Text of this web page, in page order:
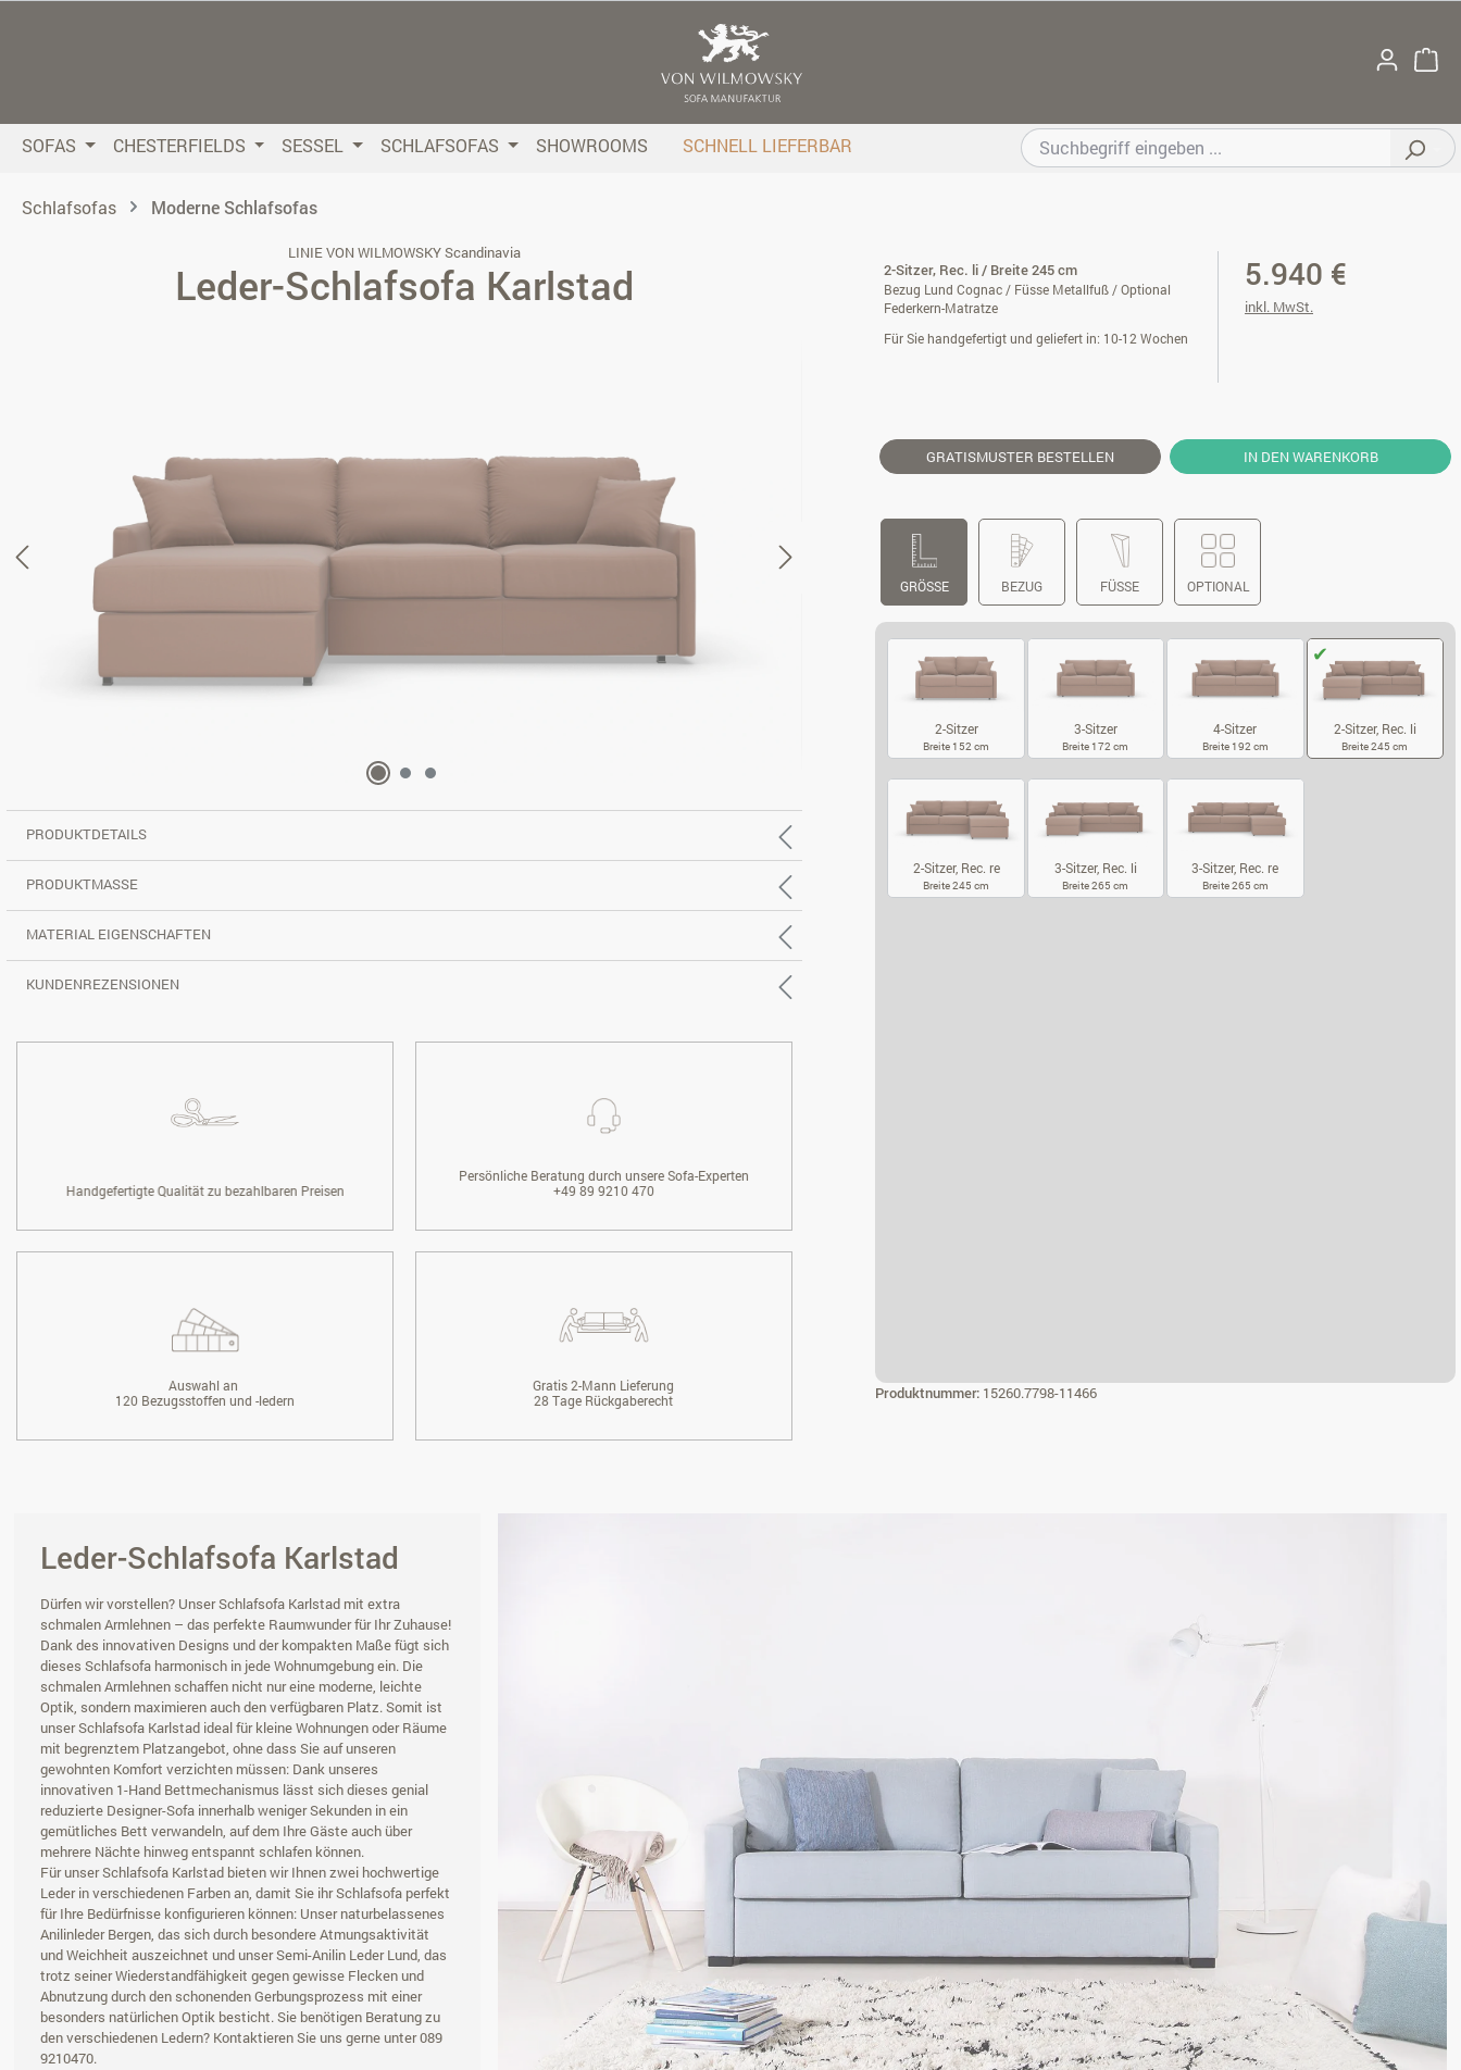
SOFAS CHESTERFIELDS SESSEL SCHLAFSOFAS SHOWROOMS SCHNELL LIEFERBAR
Schlafsofas Moderne Schlafsofas
LINIE VON WILMOWSKY Scandinavia
Leder-Schlafsofa Karlstad 2-Sitzer, Rec. li / Breite 245 cm
Bezug Lund Cognac / Füsse Metallfuß / Optional
Federkern-Matratze
Für Sie handgefertigt und geliefert in: 10-12 Wochen
5.940 €
inkl. MwSt.
GRATISMUSTER BESTELLEN IN DEN WARENKORB
GRÖSSE BEZUG FÜSSE OPTIONAL
2-Sitzer
Breite 152 cm
3-Sitzer
Breite 172 cm
4-Sitzer
Breite 192 cm
2-Sitzer, Rec. li
Breite 245 cm
2-Sitzer, Rec. re
Breite 245 cm
3-Sitzer, Rec. li
Breite 265 cm
3-Sitzer, Rec. re
Breite 265 cm
Produktnummer: 15260.7798-11466
PRODUKTDETAILS
PRODUKTMASSE
MATERIAL EIGENSCHAFTEN
KUNDENREZENSIONEN
Handgefertigte Qualität zu bezahlbaren Preisen
Persönliche Beratung durch unsere Sofa-Experten
+49 89 9210 470
Auswahl an
120 Bezugsstoffen und -ledern
Gratis 2-Mann Lieferung
28 Tage Rückgaberecht
Leder-Schlafsofa Karlstad
Dürfen wir vorstellen? Unser Schlafsofa Karlstad mit extra
schmalen Armlehnen – das perfekte Raumwunder für Ihr Zuhause!
Dank des innovativen Designs und der kompakten Maße fügt sich
dieses Schlafsofa harmonisch in jede Wohnumgebung ein. Die
schmalen Armlehnen schaffen nicht nur eine moderne, leichte
Optik, sondern maximieren auch den verfügbaren Platz. Somit ist
unser Schlafsofa Karlstad ideal für kleine Wohnungen oder Räume
mit begrenztem Platzangebot, ohne dass Sie auf unseren
gewohnten Komfort verzichten müssen: Dank unseres
innovativen 1-Hand Bettmechanismus lässt sich dieses genial
reduzierte Designer-Sofa innerhalb weniger Sekunden in ein
gemütliches Bett verwandeln, auf dem Ihre Gäste auch über
mehrere Nächte hinweg entspannt schlafen können.
Für unser Schlafsofa Karlstad bieten wir Ihnen zwei hochwertige
Leder in verschiedenen Farben an, damit Sie ihr Schlafsofa perfekt
für Ihre Bedürfnisse konfigurieren können: Unser naturbelassenes
Anilinleder Bergen, das sich durch besondere Atmungsaktivität
und Weichheit auszeichnet und unser Semi-Anilin Leder Lund, das
trotz seiner Wiederstandfähigkeit gegen gewisse Flecken und
Abnutzung durch den schonenden Gerbungsprozess mit einer
besonders natürlichen Optik besticht. Sie benötigen Beratung zu
den verschiedenen Ledern? Kontaktieren Sie uns gerne unter 089
9210470.